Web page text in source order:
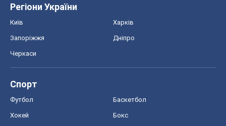
Регіони України
Київ Харків
Запоріжжя Дніпро
Черкаси
Спорт
Футбол Баскетбол
Хокей Бокс